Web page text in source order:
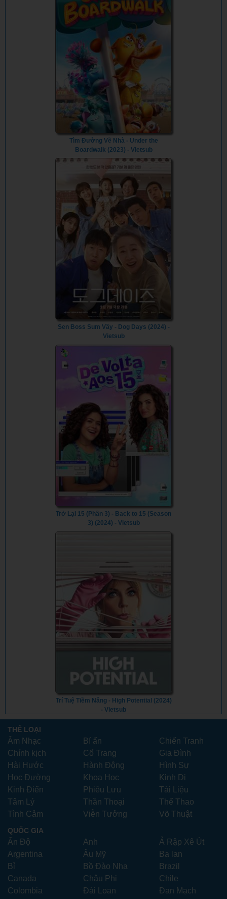
Tìm Đường Về Nhà - Under the
Boardwalk (2023) - Vietsub
Sen Boss Sum Vầy - Dog Days (2024) -
Vietsub
Trở Lại 15 (Phần 3) - Back to 15 (Season
3) (2024) - Vietsub
Trí Tuệ Tiềm Năng - High Potential (2024)
- Vietsub
THỂ LOẠI
Âm Nhạc Bí ẩn
Chiến Tranh
Chính kịch
Cổ Trang
Gia Đình
Hài Hước
Hành Động
Hình Sự
Học Đường
Khoa Học
Kinh Dị
Kinh Điển
Phiêu Lưu
Tài Liệu
Tâm Lý
Thần Thoại
Thể Thao
Tình Cảm
Viễn Tưởng Võ Thuật
QUỐC GIA
Ấn Độ Anh
Ả Rập Xê Út
Argentina
Âu Mỹ
Ba lan
Bỉ
Bồ Đào Nha
Brazil
Canada
Châu Phi
Chile
Colombia
Đài Loan
Đan Mạch